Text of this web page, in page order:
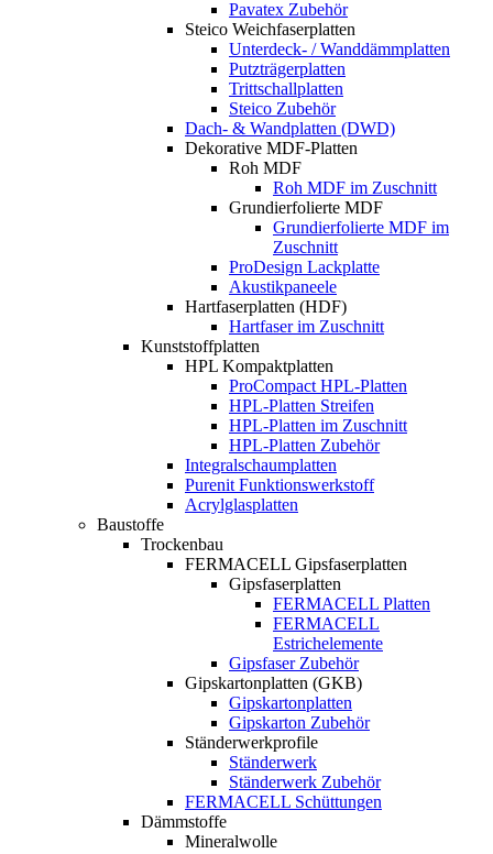
Pavatex Zubehör
Steico Weichfaserplatten
Unterdeck- / Wanddämmplatten
Putzträgerplatten
Trittschallplatten
Steico Zubehör
Dach- & Wandplatten (DWD)
Dekorative MDF-Platten
Roh MDF
Roh MDF im Zuschnitt
Grundierfolierte MDF
Grundierfolierte MDF im
Zuschnitt
ProDesign Lackplatte
Akustikpaneele
Hartfaserplatten (HDF)
Hartfaser im Zuschnitt
Kunststoffplatten
HPL Kompaktplatten
ProCompact HPL-Platten
HPL-Platten Streifen
HPL-Platten im Zuschnitt
HPL-Platten Zubehör
Integralschaumplatten
Purenit Funktionswerkstoff
Acrylglasplatten
Baustoffe
Trockenbau
FERMACELL Gipsfaserplatten
Gipsfaserplatten
FERMACELL Platten
FERMACELL
Estrichelemente
Gipsfaser Zubehör
Gipskartonplatten (GKB)
Gipskartonplatten
Gipskarton Zubehör
Ständerwerkprofile
Ständerwerk
Ständerwerk Zubehör
FERMACELL Schüttungen
Dämmstoffe
Mineralwolle